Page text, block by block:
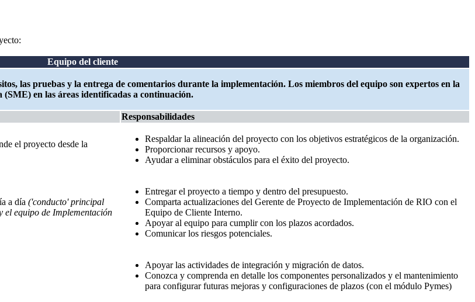
Equipo del cliente
las pruebas y la entrega de comentarios durante la implementación. Los miembros del equipo son expertos en la
(SME) en las áreas identificadas a continuación.
Responsabilidades
el proyecto desde la
Respaldar la alineación del proyecto con los objetivos estratégicos de la organización.
Proporcionar recursos y apoyo.
Ayudar a eliminar obstáculos para el éxito del proyecto.
a día ('conducto' principal
el equipo de Implementación
Entregar el proyecto a tiempo y dentro del presupuesto.
Comparta actualizaciones del Gerente de Proyecto de Implementación de RIO con el
Equipo de Cliente Interno.
Apoyar al equipo para cumplir con los plazos acordados.
Comunicar los riesgos potenciales.
Apoyar las actividades de integración y migración de datos.
Conozca y comprenda en detalle los componentes personalizados y el mantenimiento
para configurar futuras mejoras y configuraciones de plazos (con el módulo Pymes)